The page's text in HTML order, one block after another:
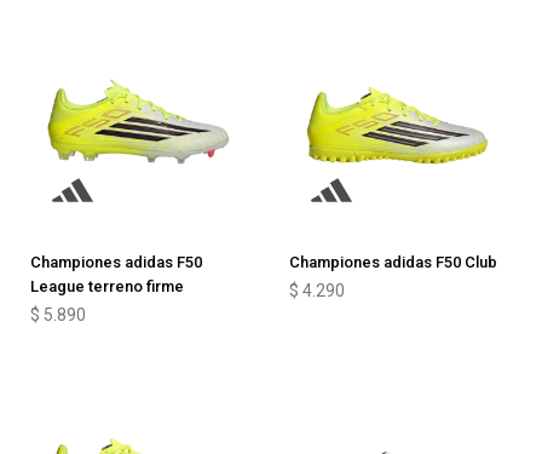
Championes adidas F50
League terreno firme
$ 5.890
Championes adidas F50 Club
$ 4.290